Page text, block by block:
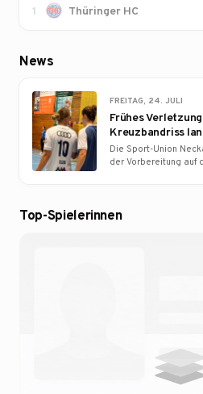
1
Thüringer HC
News
FREITAG, 24. JULI
Frühes
Kreuzbandriss
Die Sport-Union
der Vorbereitung auf
Metzingen schwer
Top-Spielerinnen